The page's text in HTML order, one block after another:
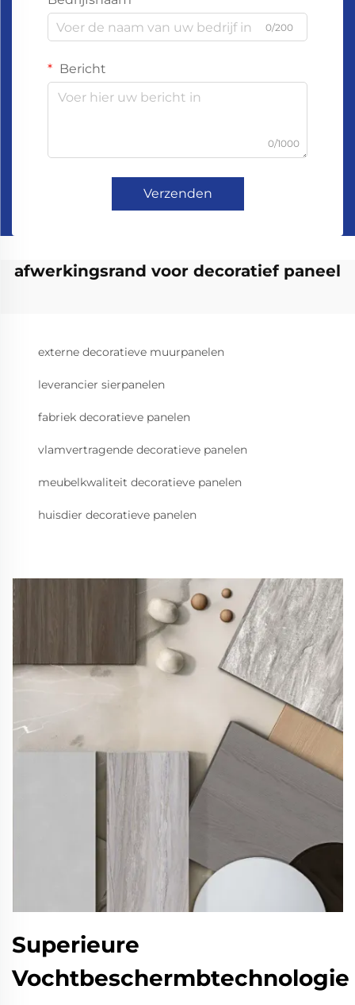
0/200
Bericht
0/1000
Verzenden
afwerkingsrand voor decoratief paneel
externe decoratieve muurpanelen
leverancier sierpanelen
fabriek decoratieve panelen
vlamvertragende decoratieve panelen
meubelkwaliteit decoratieve panelen
huisdier decoratieve panelen
Superieure
Vochtbeschermbtechnologie